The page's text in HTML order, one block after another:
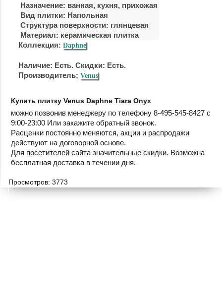
Назначение: ванная, кухня, прихожая
Вид плитки: Напольная
Структура поверхности: глянцевая
Материал: керамическая плитка
Коллекция: Daphne
Наличие: Есть. Скидки: Есть.
Производитель; Venus
Купить плитку Venus Daphne Tiara Onyx
можно позвонив менеджеру по телефону 8-495-545-8427 с
9:00-23:00 Или закажите обратный звонок.
Расценки постоянно меняются, акции и распродажи
действуют на договорной основе.
Для посетителей сайта значительные скидки. Возможна
бесплатная доставка в течении дня.
Просмотров: 3773